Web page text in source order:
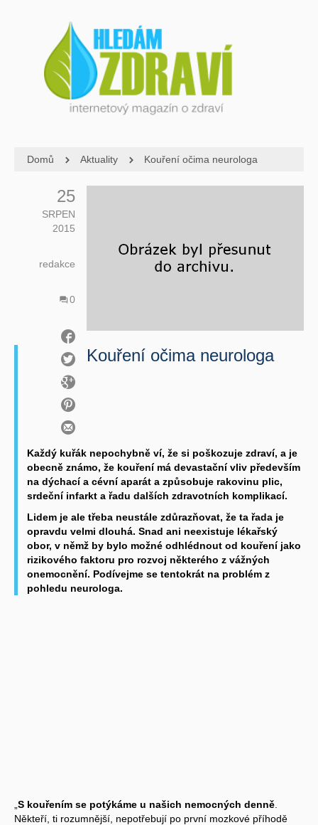
Domů Aktuality Kouření očima neurologa
25
SRPEN
2015
redakce
0
Kouření očima neurologa
Každý kuřák nepochybně ví, že si poškozuje zdraví, a je
obecně známo, že kouření má devastační vliv především
na dýchací a cévní aparát a způsobuje rakovinu plic,
srdeční infarkt a řadu dalších zdravotních komplikací.
Lidem je ale třeba neustále zdůrazňovat, že ta řada je
opravdu velmi dlouhá. Snad ani neexistuje lékařský
obor, v němž by bylo možné odhlédnout od kouření jako
rizikového faktoru pro rozvoj některého z vážných
onemocnění. Podívejme se tentokrát na problém z
pohledu neurologa.
S kouřením se potýkáme u našich nemocných denně
Někteří, ti rozumnější, nepotřebují po první mozkové příhodě